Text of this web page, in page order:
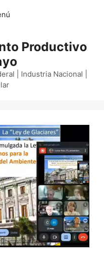
Productivo
| Industria Nacional |